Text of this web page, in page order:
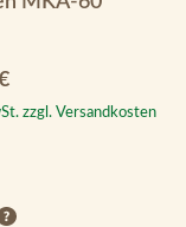
zzgl. Versandkosten